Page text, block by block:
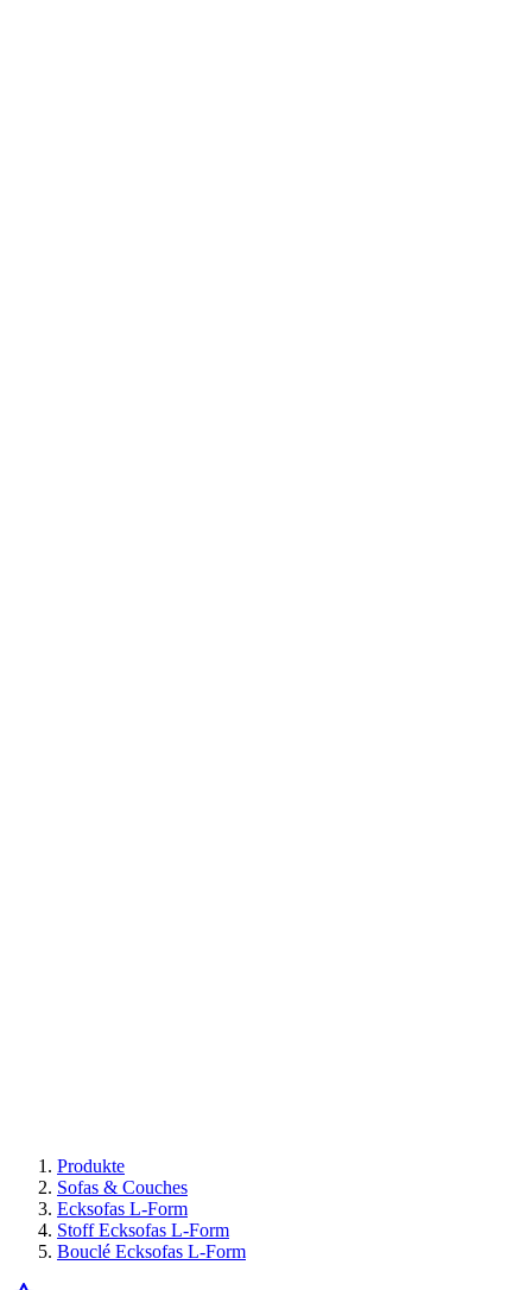
Produkte
Sofas & Couches
Ecksofas L-Form
Stoff Ecksofas L-Form
Bouclé Ecksofas L-Form